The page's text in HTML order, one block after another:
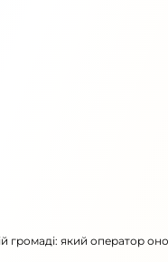
громаді: який оператор